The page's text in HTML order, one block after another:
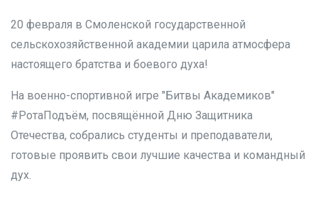
20 февраля в Смоленской государственной
сельскохозяйственной академии царила атмосфера
настоящего братства и боевого духа!
На военно-спортивной игре "Битвы Академиков"
#РотаПодъём, посвящённой Дню Защитника
Отечества, собрались студенты и преподаватели,
готовые проявить свои лучшие качества и командный
дух.